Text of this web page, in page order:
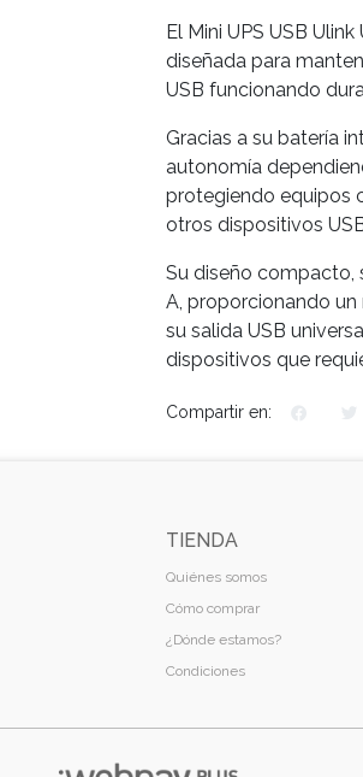
El Mini UPS USB
diseñada para
USB funcionando
Gracias a su batería
autonomía
protegiendo equipos
otros dispositivos
Su diseño compacto,
A, proporcionando
su salida USB
dispositivos que
Compartir en:
TIENDA
Quiénes somos
Cómo comprar
¿Dónde estamos?
Condiciones